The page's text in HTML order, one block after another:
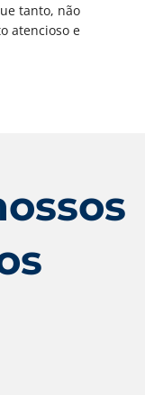
tanto, não
atencioso e